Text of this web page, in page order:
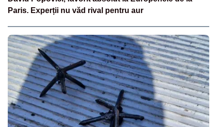
Paris. Experții nu văd rival pentru aur